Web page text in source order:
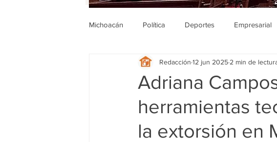
Michoacán Política Deportes Empresarial
Michoacán Nacionales Sucesos
Legislativo Seguridad Educación
Adriana
herramientas
la extorsión en
Redacción 12 jun 2025 2 min de